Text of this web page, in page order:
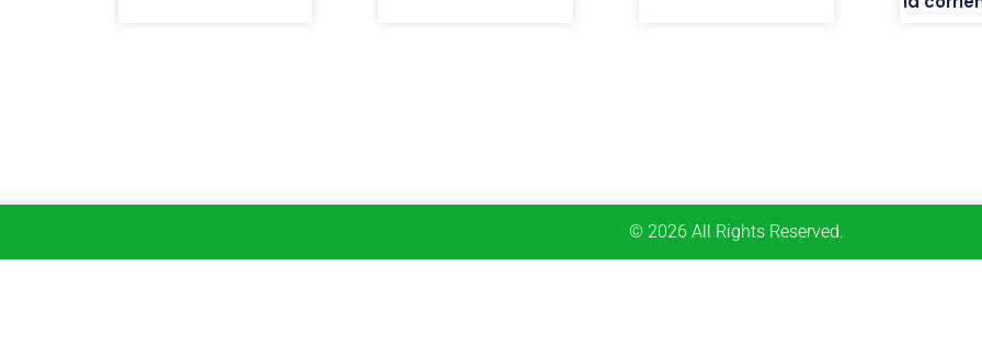
© 2026 All Rights Reserved.